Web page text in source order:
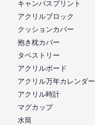
キャンバスプリント
アクリルブロック
クッションカバー
抱き枕カバー
タペストリー
アクリルボード
アクリル万年カレンダー
アクリル時計
マグカップ
水筒